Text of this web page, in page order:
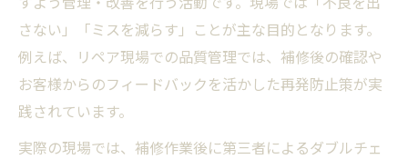
さない」「ミスを減らす」ことが主な目的となります。
例えば、リペア現場での品質管理では、補修後の確認や
お客様からのフィードバックを活かした再発防止策が実
践されています。
実際の現場では、補修作業後に第三者によるダブルチェ